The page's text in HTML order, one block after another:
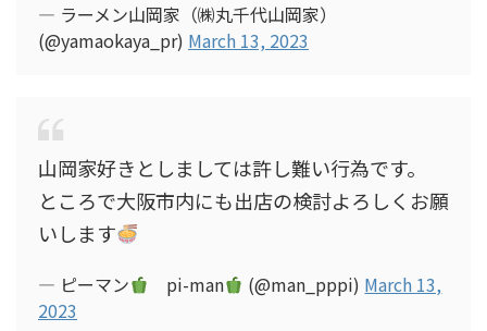
— ラーメン山岡家（㈱丸千代山岡家）
(@yamaokaya_pr) March 13, 2023
山岡家好きとしましては許し難い行為です。
ところで大阪市内にも出店の検討よろしくお願
いします
— ピーマン pi-man (@man_pppi) March 13,
2023